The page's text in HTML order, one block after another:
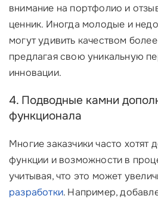
внимание на портфолио и
ценник. Иногда молодые и
могут удивить качеством
предлагая свою уникальную
инновации.
4. Подводные камни
функционала
Многие заказчики часто хотят
функции и возможности в
учитывая, что это может
разработки. Например,